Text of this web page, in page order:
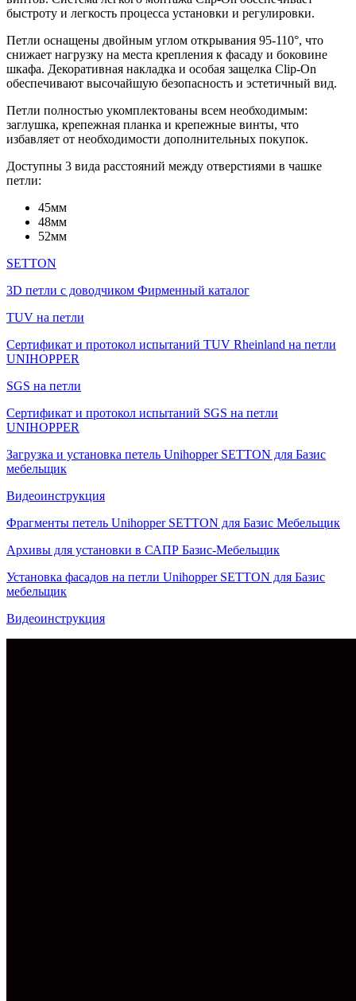
быстроту и легкость процесса установки и регулировки.
Петли оснащены двойным углом открывания 95-110°, что
снижает нагрузку на места крепления к фасаду и боковине
шкафа. Декоративная накладка и особая защелка Clip-On
обеспечивают высочайшую безопасность и эстетичный вид.
Петли полностью укомплектованы всем необходимым:
заглушка, крепежная планка и крепежные винты, что
избавляет от необходимости дополнительных покупок.
Доступны 3 вида расстояний между отверстиями в чашке
петли:
45мм
48мм
52мм
SETTON
3D петли с доводчиком Фирменный каталог
TUV на петли
Сертификат и протокол испытаний TUV Rheinland на петли
UNIHOPPER
SGS на петли
Сертификат и протокол испытаний SGS на петли
UNIHOPPER
Загрузка и установка петель Unihopper SETTON для Базис
мебельщик
Видеоинструкция
Фрагменты петель Unihopper SETTON для Базис Мебельщик
Архивы для установки в САПР Базис-Мебельщик
Установка фасадов на петли Unihopper SETTON для Базис
мебельщик
Видеоинструкция